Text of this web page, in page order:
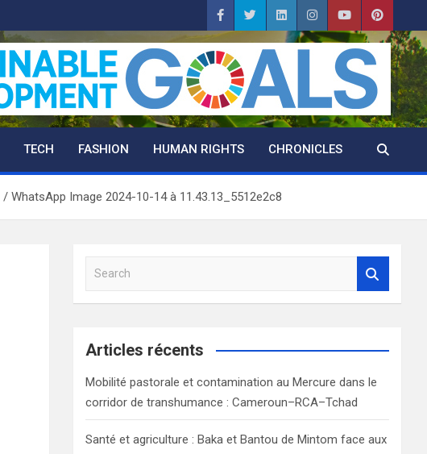
TECH FASHION HUMAN RIGHTS CHRONICLES
WhatsApp Image 2024-10-14 à 11.43.13_5512e2c8
a
c
Articles récents
Mobilité pastorale et contamination au Mercure dans le
corridor de transhumance : Cameroun–RCA–Tchad
Santé et agriculture : Baka et Bantou de Mintom face aux